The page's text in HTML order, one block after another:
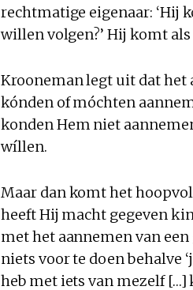
rechtmatige eigenaar: ‘Hij
willen volgen?’ Hij komt als
Krooneman legt uit dat het
kónden of móchten
konden Hem niet
wíllen.
Maar dan komt het
heeft Hij macht gegeven
met het aannemen van
niets voor te doen behalve
heb met iets van mezelf […]